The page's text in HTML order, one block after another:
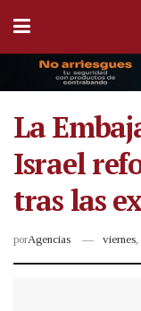
La
Israel
tras las
porAgencias